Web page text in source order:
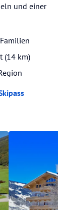
und einer
(14 km)